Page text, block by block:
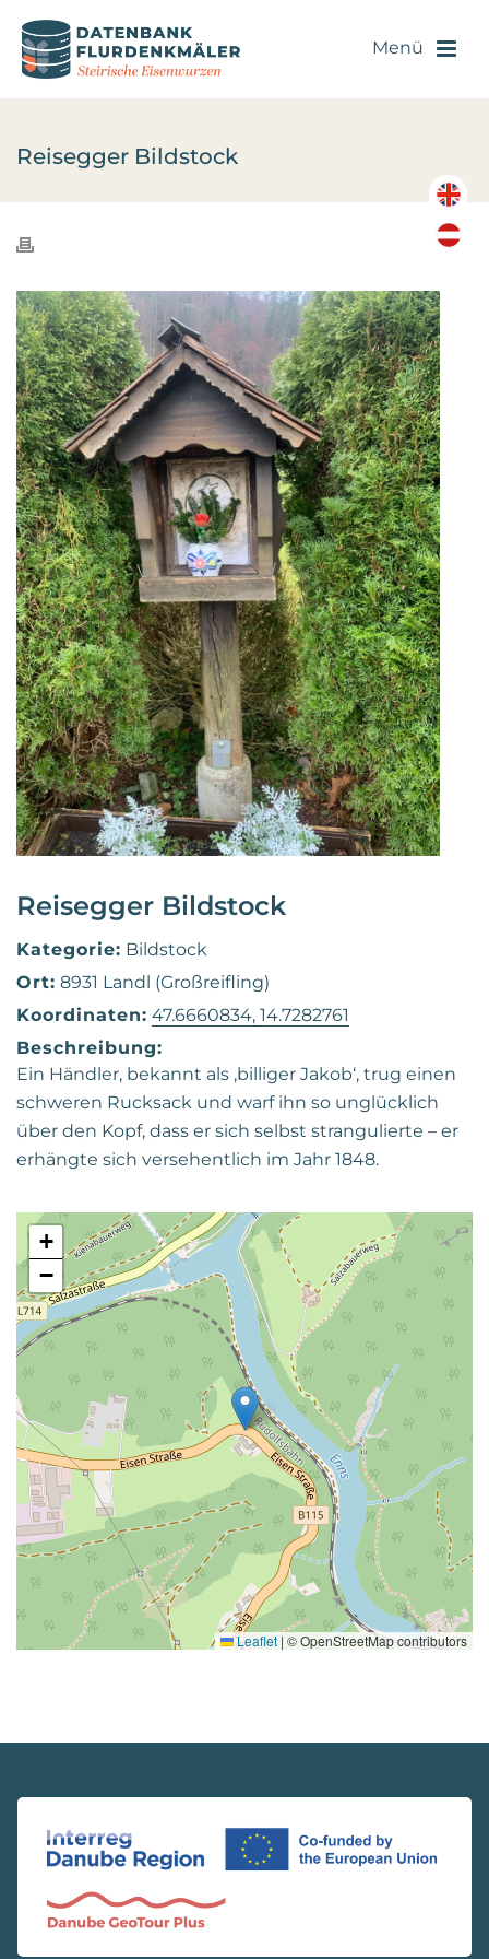
Reisegger Bildstock
Reisegger Bildstock
Kategorie: Bildstock
Ort: 8931 Landl (Großreifling)
Koordinaten: 47.6660834, 14.7282761
Beschreibung:
Ein Händler, bekannt als ‚billiger Jakob‘, trug einen
schweren Rucksack und warf ihn so unglücklich
über den Kopf, dass er sich selbst strangulierte – er
erhängte sich versehentlich im Jahr 1848.
+
−
Leaflet | © OpenStreetMap contributors